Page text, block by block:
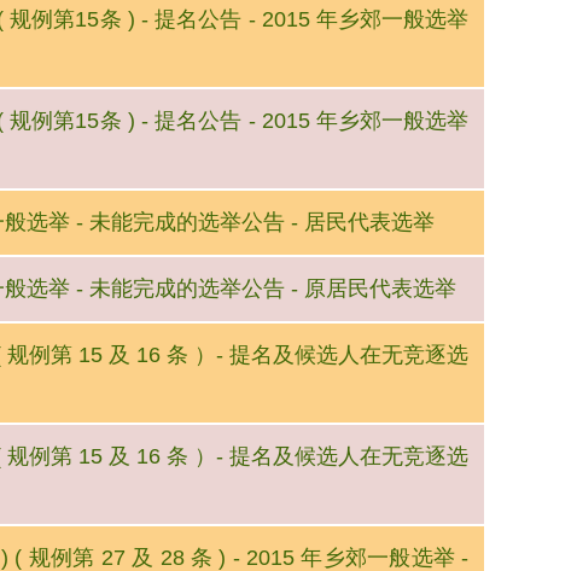
例第15条 ) - 提名公告 - 2015 年乡郊一般选举
例第15条 ) - 提名公告 - 2015 年乡郊一般选举
选举 - 未能完成的选举公告 - 居民代表选举
选举 - 未能完成的选举公告 - 原居民代表选举
例第 15 及 16 条 ）- 提名及候选人在无竞逐选
例第 15 及 16 条 ）- 提名及候选人在无竞逐选
( 规例第 27 及 28 条 ) - 2015 年乡郊一般选举 -